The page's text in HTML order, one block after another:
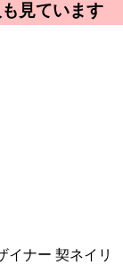
見ています
イナー 契ネイリ